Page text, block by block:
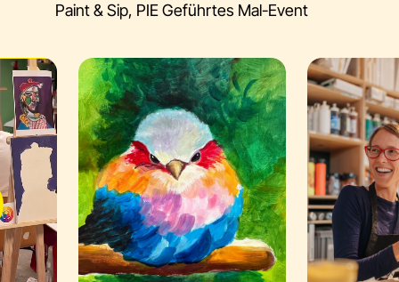
Paint & Sip, PIE Geführtes Mal-Event